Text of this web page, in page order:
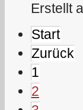
Erstellt
Start
Zurück
1
2